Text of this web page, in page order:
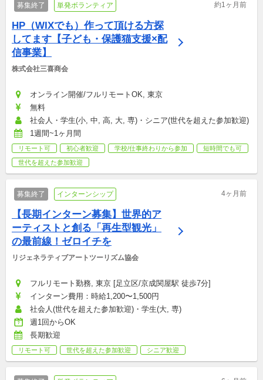
募集終了 単発ボランティア 約1ヶ月前
HP（WIXでも）作って頂ける方探
してます【子ども・保護猫支援×配
信事業】
株式会社三喜商会
オンライン開催/フルリモートOK, 東京
無料
社会人・学生(小, 中, 高, 大, 専)・シニア(世代を超えた参加歓迎)
1週間~1ヶ月間
リモート可 初心者歓迎 学校/仕事終わりから参加
短時間でも可
世代を超えた参加歓迎
募集終了 インターンシップ 4ヶ月前
【長期インターン募集】世界的ア
ーティストと創る「再生型観光」
の最前線！ゼロイチを
リジェネラティブアートツーリズム協会
フルリモート勤務, 東京 [足立区/京成関屋駅 徒歩7分]
インターン費用：時給1,200〜1,500円
社会人(世代を超えた参加歓迎)・学生(大, 専)
週1回からOK
長期歓迎
リモート可 世代を超えた参加歓迎 シニア歓迎